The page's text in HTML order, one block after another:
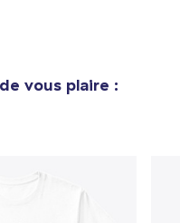
vous plaire :